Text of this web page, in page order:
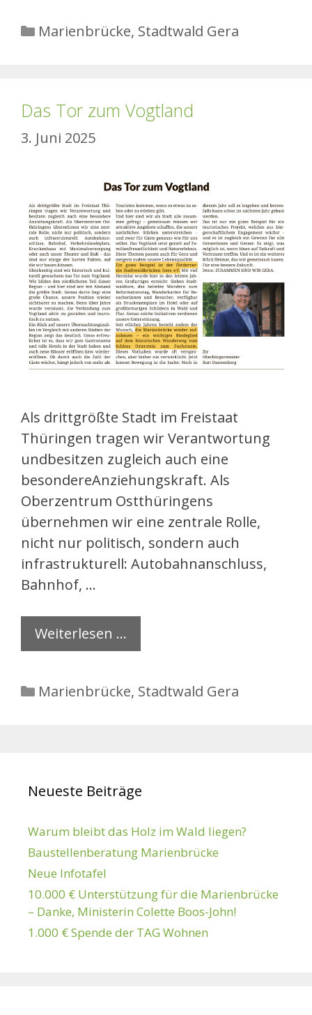
Kategorien
Marienbrücke, Stadtwald Gera
Das Tor zum Vogtland
3. Juni 2025
Als drittgrößte Stadt im Freistaat
Thüringen tragen wir Verantwortung
undbesitzen zugleich auch eine
besondereAnziehungskraft. Als
Oberzentrum Ostthüringens
übernehmen wir eine zentrale Rolle,
nicht nur politisch, sondern auch
infrastrukturell: Autobahnanschluss,
Bahnhof, …
Weiterlesen …
Kategorien
Marienbrücke, Stadtwald Gera
Neueste Beiträge
Warum bleibt das Holz im Wald liegen?
Baustellenberatung Marienbrücke
Neue Infotafel
10.000 € Unterstützung für die Marienbrücke
– Danke, Ministerin Colette Boos-John!
1.000 € Spende der TAG Wohnen